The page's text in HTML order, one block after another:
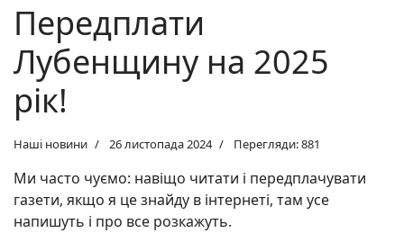
Передплати
Лубенщину на 2025
рік!
Наші новини 26 листопада 2024 Перегляди: 881
Ми часто чуємо: навіщо читати і передплачувати
газети, якщо я це знайду в інтернеті, там усе
напишуть і про все розкажуть.